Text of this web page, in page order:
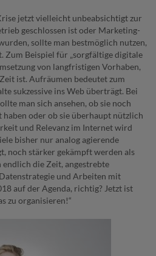
jetzt vielleicht unbeabsichtigt zur
geschlossen ist oder Marketing-
sollte man bestmöglich nutzen,
Zum Beispiel für „sorgfältige digitale
von langfristigen Vorhaben,
ist. Aufräumen bedeutet zum
sukzessive ins Web überträgt. Bei
man sich ansehen, ob sie noch
oder ob sie überhaupt nützlich
und Relevanz im Internet wird
bisher nur analog agierende
noch stärker gekämpft werden als
endlich die Zeit, angestrebte
und Arbeiten mit
auf der Agenda, richtig? Jetzt ist
zu organisieren!“